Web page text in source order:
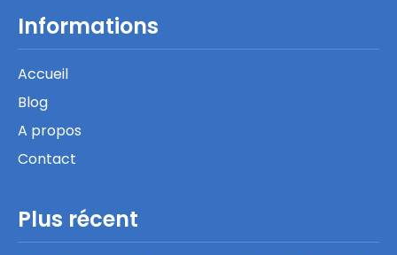
Informations
Accueil
Blog
A propos
Contact
Plus récent